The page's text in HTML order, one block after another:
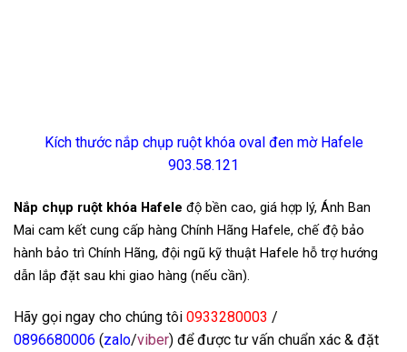
Kích thước nắp chụp ruột khóa oval đen mờ Hafele
903.58.121
Nắp chụp ruột khóa Hafele độ bền cao, giá hợp lý, Ánh Ban
Mai cam kết cung cấp hàng Chính Hãng Hafele, chế độ bảo
hành bảo trì Chính Hãng, đội ngũ kỹ thuật Hafele hỗ trợ hướng
dẫn lắp đặt sau khi giao hàng (nếu cần).
Hãy gọi ngay cho chúng tôi 0933280003 /
0896680006 (zalo/viber) để được tư vấn chuẩn xác & đặt